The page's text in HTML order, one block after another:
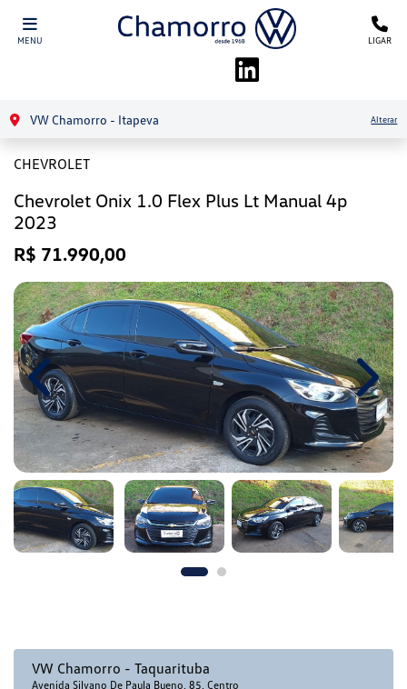
MENU LIGAR
VW Chamorro - Itapeva Alterar
CHEVROLET
Chevrolet Onix 1.0 Flex Plus Lt Manual 4p
2023
R$ 71.990,00
Previous Next
VW Chamorro - Taquarituba
Avenida Silvano De Paula Bueno, 85, Centro